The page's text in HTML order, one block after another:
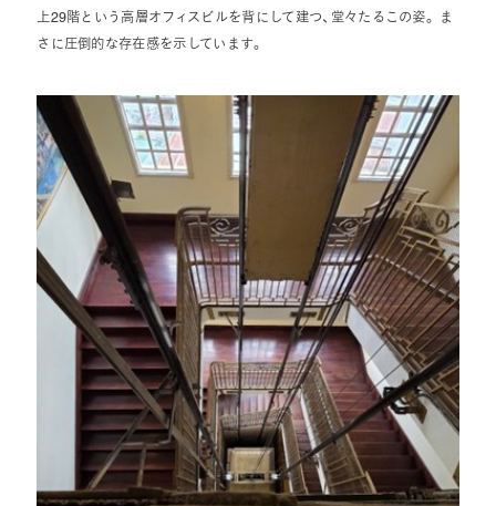
上29階という高層オフィスビルを背にして建つ、堂々たるこの姿。 ま
さに圧倒的な存在感を示しています。